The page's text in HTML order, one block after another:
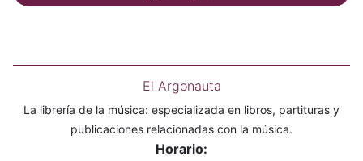
El Argonauta
La librería de la música: especializada en libros, partituras y
publicaciones relacionadas con la música.
Horario: